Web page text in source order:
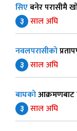
सिएबनेर परासीमै
३ साल अघि
नवलपरासीको
३ साल अघि
बाघकोआक्रमणबाट
३ साल अघि